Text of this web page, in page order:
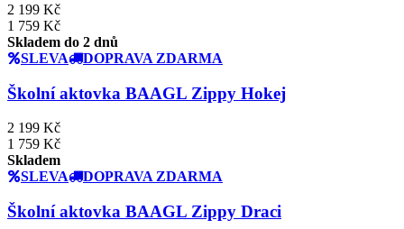
2 199 Kč
1 759 Kč
Skladem do 2 dnů
SLEVA
DOPRAVA ZDARMA
Školní aktovka BAAGL Zippy Hokej
2 199 Kč
1 759 Kč
Skladem
SLEVA
DOPRAVA ZDARMA
Školní aktovka BAAGL Zippy Draci